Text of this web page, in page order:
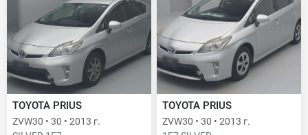
TOYOTA PRIUS
ZVW30 • 30 • 2013 г.
TOYOTA PRIUS
ZVW30 • 30 • 2013 г.